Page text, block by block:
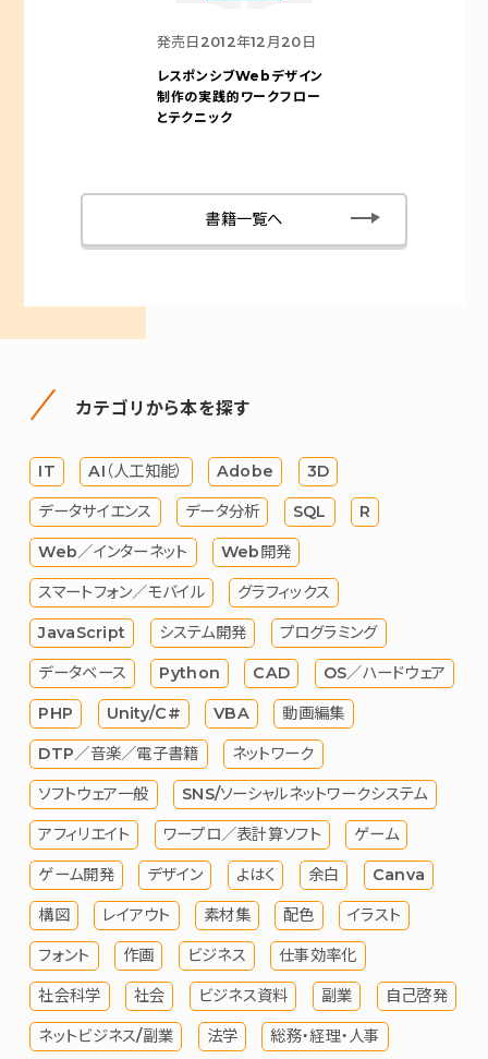
発売日 2012年12月20日
レスポンシブWebデザイン
制作の実践的ワークフロー
とテクニック
書籍一覧へ
カテゴリから本を探す
IT AI（人工知能） Adobe 3D
データサイエンス データ分析 SQL R
Web／インターネット Web開発
スマートフォン／モバイル グラフィックス
JavaScript システム開発 プログラミング
データベース Python CAD OS／ハードウェア
PHP Unity/C# VBA 動画編集
DTP／音楽／電子書籍 ネットワーク
ソフトウェア一般 SNS/ソーシャルネットワークシステム
アフィリエイト ワープロ／表計算ソフト ゲーム
ゲーム開発 デザイン よはく 余白 Canva
構図 レイアウト 素材集 配色 イラスト
フォント 作画 ビジネス 仕事効率化
社会科学 社会 ビジネス資料 副業 自己啓発
ネットビジネス/副業 法学 総務・経理・人事